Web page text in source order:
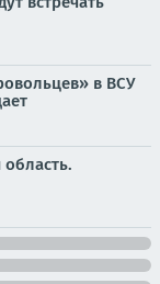
в ВСУ